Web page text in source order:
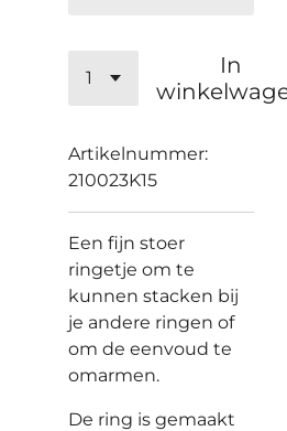
In
Artikelnummer:
210023K15
Een fijn stoer
ringetje om te
kunnen stacken bij
je andere ringen of
om de eenvoud te
omarmen.
De ring is gemaakt